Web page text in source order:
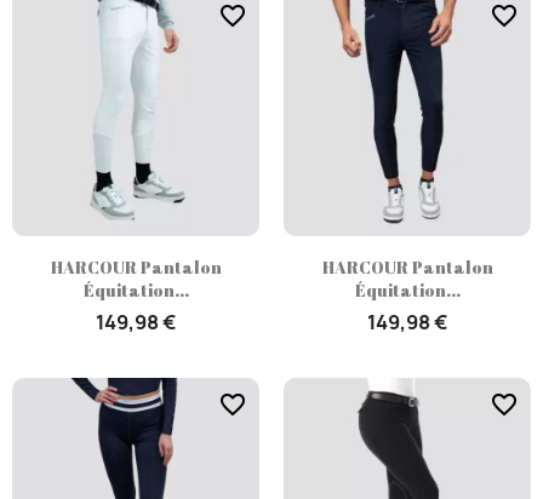
HARCOUR Pantalon
Équitation...
149,98 €
favorite_border
HARCOUR Pantalon
Équitation...
149,98 €
favorite_border
favorite_border favorite_border